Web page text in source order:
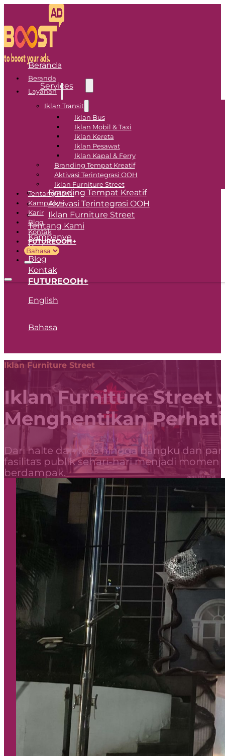
Beranda
Layanan
Iklan Transit
Iklan Bus
Iklan Mobil & Taxi
Iklan Kereta
Iklan Pesawat
Iklan Kapal & Ferry
Branding Tempat Kreatif
Aktivasi Terintegrasi OOH
Iklan Furniture Street
Tentang Kami
Kampanye
Karir
Blog
Kontak
FUTUREOOH+
Beranda
Services
Transit Advertising
Iklan Bus
Iklan Mobil & Taxi
Iklan Kereta
Iklan Pesawat
Iklan Kapal & Ferry
Branding Tempat Kreatif
Aktivasi Terintegrasi OOH
Iklan Furniture Street
Tentang Kami
Kampanye
Karir
Blog
Kontak
FUTUREOOH+
English
Bahasa
Iklan Furniture Street
Iklan Furniture Street
Menghentikan
Dari halte dan kios hingga bangku dan
fasilitas publik sehari-hari menjadi momen
berdampak.